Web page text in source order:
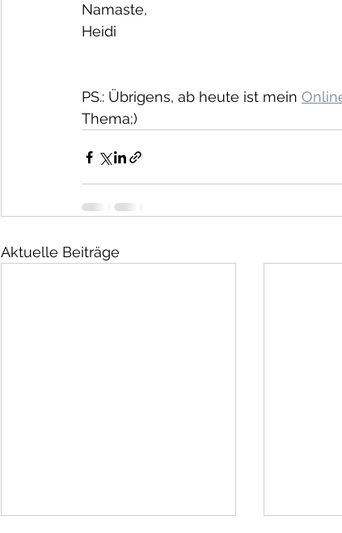
Namaste,
Heidi
PS.: Übrigens, ab heute ist mein
Thema;)
Aktuelle Beiträge